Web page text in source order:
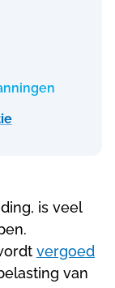
is veel
vergoed
van